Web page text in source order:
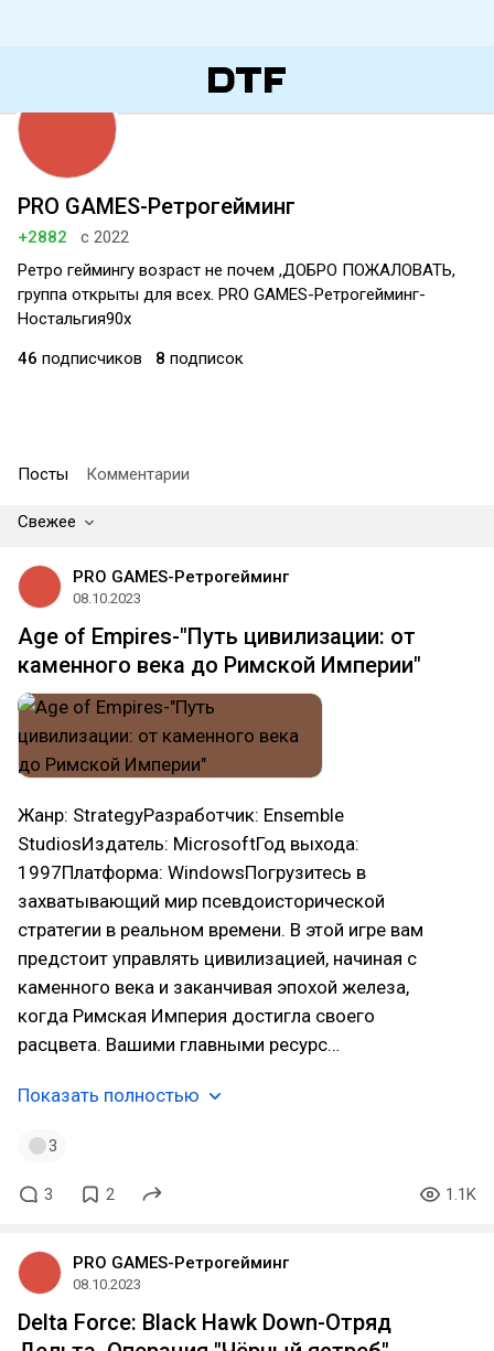
PRO GAMES-Ретрогейминг
+2882
с 2022
Ретро геймингу возраст не почем ,ДОБРО ПОЖАЛОВАТЬ,
группа открыты для всех. PRO GAMES-Ретрогейминг-
Ностальгия90х
46 подписчиков 8 подписок
Посты Комментарии
Свежее
PRO GAMES-Ретрогейминг
08.10.2023
Age of Empires-"Путь цивилизации: от
каменного века до Римской Империи"
Жанр: StrategyРазработчик: Ensemble
StudiosИздатель: MicrosoftГод выхода:
1997Платформа: WindowsПогрузитесь в
захватывающий мир псевдоисторической
стратегии в реальном времени. В этой игре вам
предстоит управлять цивилизацией, начиная с
каменного века и заканчивая эпохой железа,
когда Римская Империя достигла своего
расцвета. Вашими главными ресурс…
Показать полностью
3
3 2 1.1K
PRO GAMES-Ретрогейминг
08.10.2023
Delta Force: Black Hawk Down-Отряд